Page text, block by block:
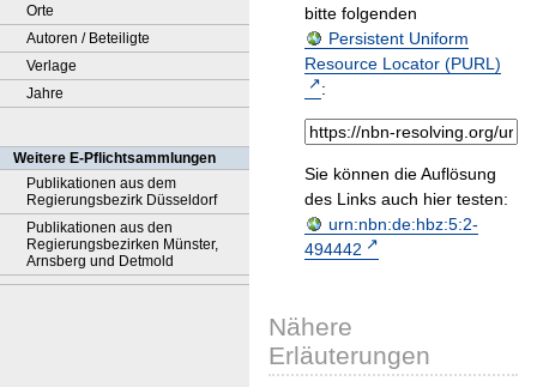
Orte
Autoren / Beteiligte
Verlage
Jahre
Weitere E-Pflichtsammlungen
Publikationen aus dem
Regierungsbezirk Düsseldorf
Publikationen aus den
Regierungsbezirken Münster,
Arnsberg und Detmold
bitte folgenden
Persistent Uniform
Resource Locator (PURL)
:
Sie können die Auflösung
des Links auch hier testen:
urn:nbn:de:hbz:5:2-
494442
Nähere
Erläuterungen